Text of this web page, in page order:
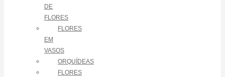
DE
FLORES
FLORES
EM
VASOS
ORQUÍDEAS
FLORES